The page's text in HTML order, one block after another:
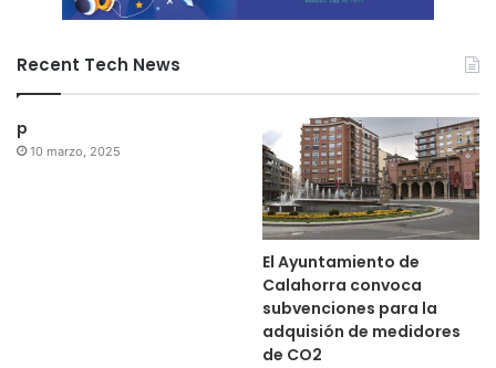
Recent Tech News
p
10 marzo, 2025
El Ayuntamiento de
Calahorra convoca
subvenciones para la
adquisión de medidores
de CO2